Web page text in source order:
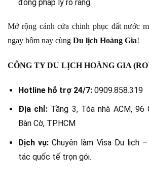
đồng pháp lý rõ ràng.
Mở rộng cánh cửa chinh phục đất nước
ngay hôm nay cùng Du lịch Hoàng Gia!
CÔNG TY DU LỊCH HOÀNG GIA
Hotline hỗ trợ 24/7:0909.858.319
Địa chỉ: Tầng 3, Tòa nhà ACM, 96
Bàn Cờ, TP.HCM
Dịch vụ: Chuyên làm Visa Du lịch
tác quốc tế trọn gói.